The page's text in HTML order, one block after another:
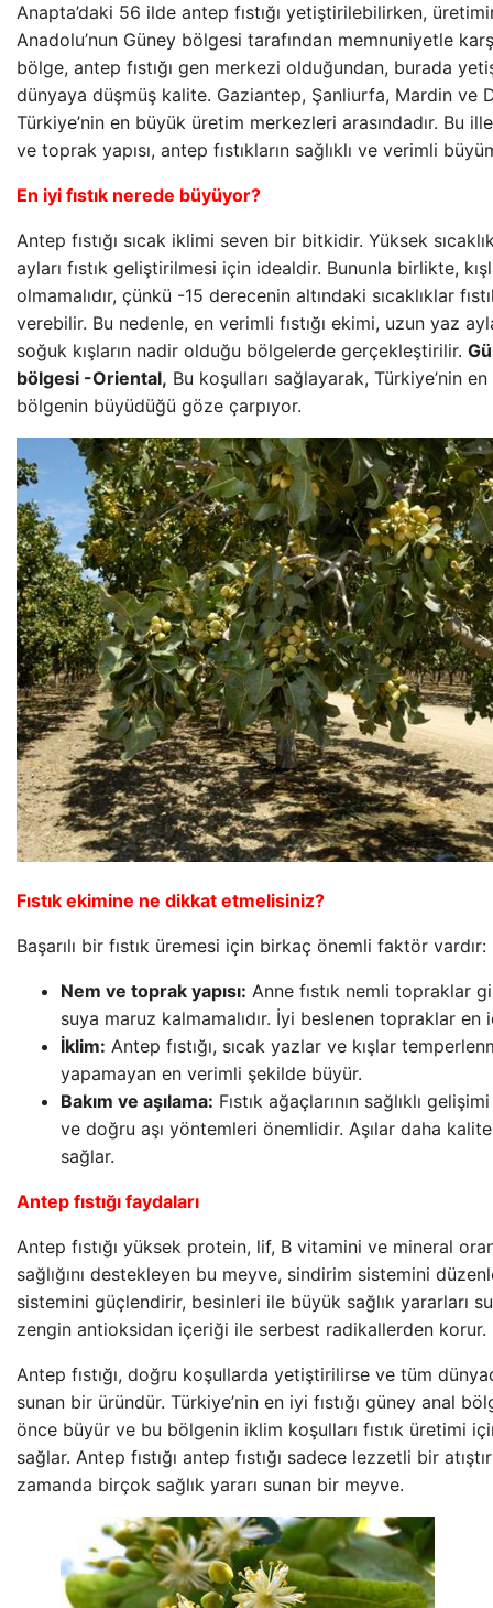
Anapta’daki 56 ilde antep fıstığı yetiştirilebilirken,
Anadolu’nun Güney bölgesi tarafından memnuniyetle
bölge, antep fıstığı gen merkezi olduğundan, burada
dünyaya düşmüş kalite. Gaziantep, Şanliurfa, Mardin ve
Türkiye’nin en büyük üretim merkezleri arasındadır. Bu
ve toprak yapısı, antep fıstıkların sağlıklı ve verimli
En iyi fıstık nerede büyüyor?
Antep fıstığı sıcak iklimi seven bir bitkidir. Yüksek
ayları fıstık geliştirilmesi için idealdir. Bununla birlikte,
olmamalıdır, çünkü -15 derecenin altındaki sıcaklıklar
verebilir. Bu nedenle, en verimli fıstığı ekimi, uzun yaz
soğuk kışların nadir olduğu bölgelerde gerçekleştirilir.
bölgesi -Oriental, Bu koşulları sağlayarak, Türkiye’nin
bölgenin büyüdüğü göze çarpıyor.
Fıstık ekimine ne dikkat etmelisiniz?
Başarılı bir fıstık üremesi için birkaç önemli faktör vardır:
Nem ve toprak yapısı: Anne fıstık nemli topraklar
suya maruz kalmamalıdır. İyi beslenen topraklar en
İklim: Antep fıstığı, sıcak yazlar ve kışlar
yapamayan en verimli şekilde büyür.
Bakım ve aşılama: Fıstık ağaçlarının sağlıklı
ve doğru aşı yöntemleri önemlidir. Aşılar daha
sağlar.
Antep fıstığı faydaları
Antep fıstığı yüksek protein, lif, B vitamini ve mineral
sağlığını destekleyen bu meyve, sindirim sistemini
sistemini güçlendirir, besinleri ile büyük sağlık yararları
zengin antioksidan içeriği ile serbest radikallerden korur.
Antep fıstığı, doğru koşullarda yetiştirilirse ve tüm
sunan bir üründür. Türkiye’nin en iyi fıstığı güney anal
önce büyür ve bu bölgenin iklim koşulları fıstık üretimi
sağlar. Antep fıstığı antep fıstığı sadece lezzetli bir
zamanda birçok sağlık yararı sunan bir meyve.